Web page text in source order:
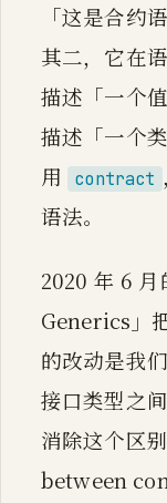
「这是合约
其二，它在
描述「一个
描述「一个
用 contract
语法。
2020 年 6
Generics」
的改动是我
接口类型之
消除这个区
between